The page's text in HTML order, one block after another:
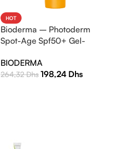
HOT
Bioderma – Photoderm
Spot-Age Spf50+ Gel-
BIODERMA
264,32Dhs 198,24 Dhs